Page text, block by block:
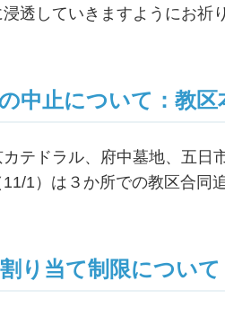
透していきますようにお祈
中止について：教区
テドラル、府中墓地、五日
1）は３か所での教区合同
り当て制限について